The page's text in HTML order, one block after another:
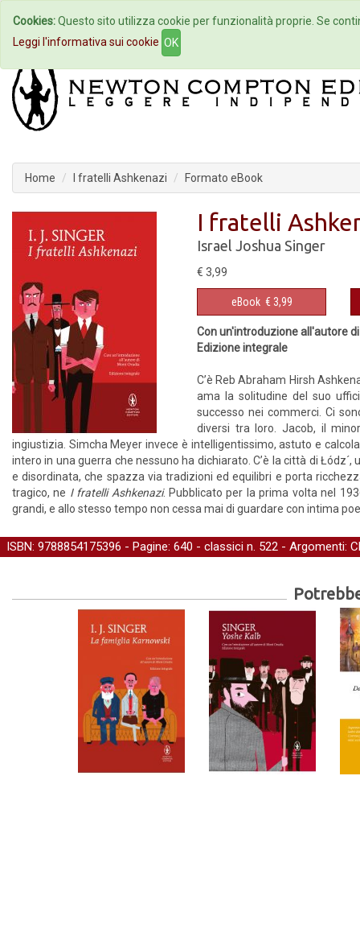
Home Autori Eventi
Home I fratelli Ashkenazi Formato eBook
I fratelli
Israel Joshua Singer
€ 3,99
eBook € 3,99
Con un'introduzione all'autore
Edizione integrale
C’è Reb Abraham Hirsh
ama la solitudine del suo
successo nei commerci. Ci
diversi tra loro. Jacob, il
ingiustizia. Simcha Meyer invece è intelligentissimo, astuto e
intero in una guerra che nessuno ha dichiarato. C’è la città di
e disordinata, che spazza via tradizioni ed equilibri e porta
tragico, ne I fratelli Ashkenazi. Pubblicato per la prima volta nel
grandi, e allo stesso tempo non cessa mai di guardare con intima
ISBN: 9788854175396 - Pagine: 640 - classici n. 522 - Argomenti:
Cookies:Questo sito utilizza cookie per funzionalità proprie. Se
Leggi l'informativa sui cookie OK